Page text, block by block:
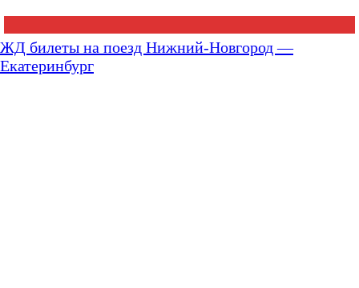
ЖД билеты на поезд Нижний-Новгород —
Екатеринбург